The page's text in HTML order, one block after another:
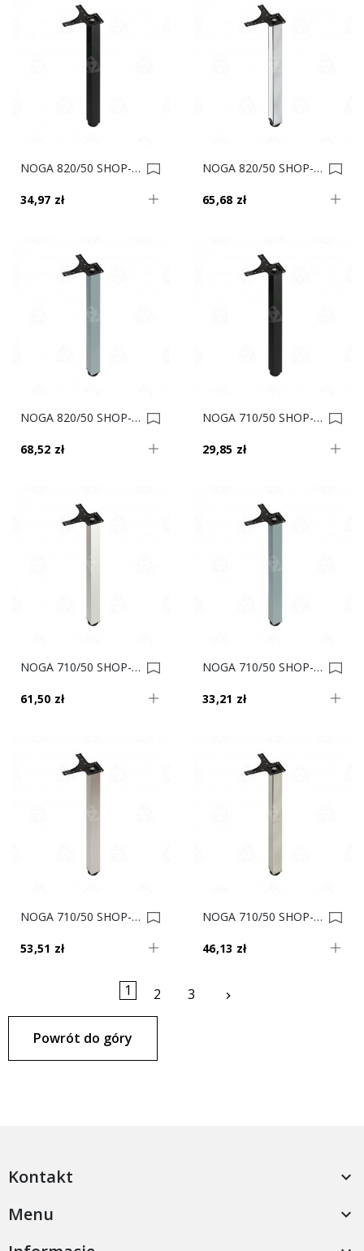
NOGA 820/50 SHOP-LINE KWADRAT Czarna AC282-L 0018301
34,97 zł
NOGA 820/50 SHOP-LINE KWADRAT Chrom AC282-L 0018300
65,68 zł
NOGA 820/50 SHOP-LINE KWADRAT Aluminum AC282-L 0018299
68,52 zł
NOGA 710/50 SHOP-LINE KWADRAT Czarna AC282-K 0017873
29,85 zł
NOGA 710/50 SHOP-LINE KWADRAT Biała AC282-K 0017872
61,50 zł
NOGA 710/50 SHOP-LINE KWADRAT Aluminum AC282-K 0016909
33,21 zł
NOGA 710/50 SHOP-LINE KWADRAT Satyna AC282-K 0016752
53,51 zł
NOGA 710/50 SHOP-LINE KWADRAT Inox AC282-K 0016751
46,13 zł
1 2 3 keyboard_arrow_right
Powrót do góry
Kontakt 
Menu 